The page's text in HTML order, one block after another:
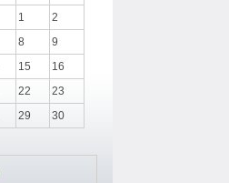
1
2
8
9
15
16
22
23
29
30